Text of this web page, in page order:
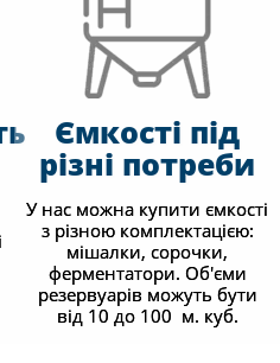
Ємкості під
різні потреби
У нас можна купити ємкості
з різною комплектацією:
мішалки, сорочки,
ферментатори. Об'єми
резервуарів можуть бути
від 10 до 100 м. куб.